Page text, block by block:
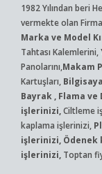
1982 Yılından beri
vermekte olan
Marka ve Model
Tahtası Kalemlerini,
Panolarını,Makam
Kartuşları,
Bayrak , Flama
işlerinizi,Ciltleme
kaplama işlerinizi,
işlerinizi, Ödenek
işlerinizi, Toptan